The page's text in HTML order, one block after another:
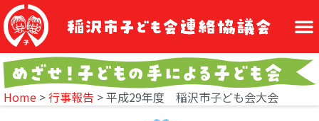
Home >行事報告 >平成29年度 稲沢市子ども会大会